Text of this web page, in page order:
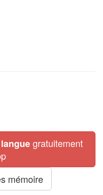
gratuitement
mémoire